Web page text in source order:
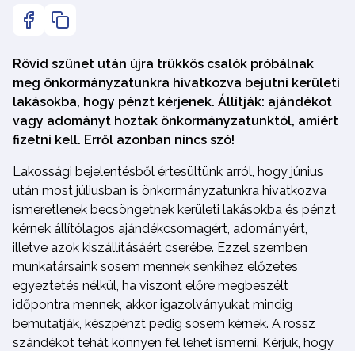
Rövid szünet után újra trükkös csalók próbálnak
meg önkormányzatunkra hivatkozva bejutni kerületi
lakásokba, hogy pénzt kérjenek. Állítják: ajándékot
vagy adományt hoztak önkormányzatunktól, amiért
fizetni kell. Erről azonban nincs szó!
Lakossági bejelentésből értesültünk arról, hogy június
után most júliusban is önkormányzatunkra hivatkozva
ismeretlenek becsöngetnek kerületi lakásokba és pénzt
kérnek állítólagos ajándékcsomagért, adományért,
illetve azok kiszállításáért cserébe. Ezzel szemben
munkatársaink sosem mennek senkihez előzetes
egyeztetés nélkül, ha viszont előre megbeszélt
időpontra mennek, akkor igazolványukat mindig
bemutatják, készpénzt pedig sosem kérnek. A rossz
szándékot tehát könnyen fel lehet ismerni. Kérjük, hogy